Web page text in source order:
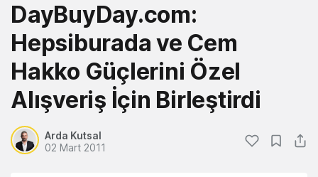
DayBuyDay.com:
Hepsiburada ve Cem
Hakko Güçlerini Özel
Alışveriş İçin Birleştirdi
Arda Kutsal
02 Mart 2011